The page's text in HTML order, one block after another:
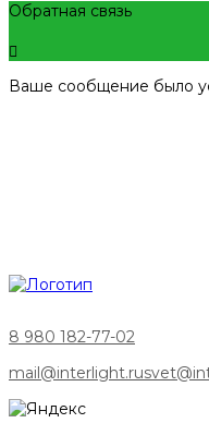
Обратная связь
Ваше сообщение было
8 980 182-77-02
mail@interlight.ru